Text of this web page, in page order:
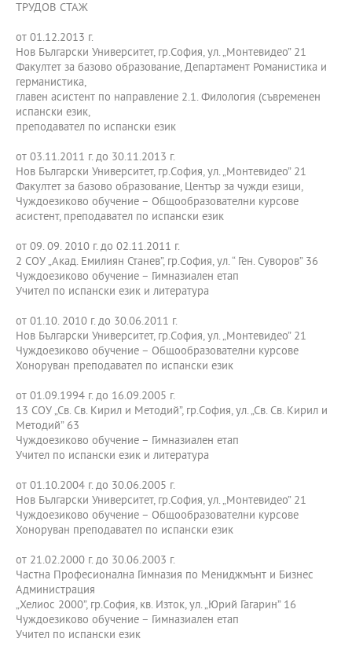
ТРУДОВ СТАЖ
от 01.12.2013 г.
Нов Български Университет, гр.София, ул. „Монтевидео” 21
Факултет за базово образование, Департамент Романистика и
германистика,
главен асистент по направление 2.1. Филология (съвременен
испански език,
преподавател по испански език
от 03.11.2011 г. до 30.11.2013 г.
Нов Български Университет, гр.София, ул. „Монтевидео” 21
Факултет за базово образование, Център за чужди езици,
Чуждоезиково обучение – Общообразователни курсове
асистент, преподавател по испански език
от 09. 09. 2010 г. до 02.11.2011 г.
2 СОУ „Акад. Емилиян Станев”, гр.София, ул. “ Ген. Суворов” 36
Чуждоезиково обучение – Гимназиален етап
Учител по испански език и литература
от 01.10. 2010 г. до 30.06.2011 г.
Нов Български Университет, гр.София, ул. „Монтевидео” 21
Чуждоезиково обучение – Общообразователни курсове
Хоноруван преподавател по испански език
от 01.09.1994 г. до 16.09.2005 г.
13 СОУ „Св. Св. Кирил и Методий”, гр.София, ул. „Св. Св. Кирил и
Методий” 63
Чуждоезиково обучение – Гимназиален етап
Учител по испански език и литература
от 01.10.2004 г. до 30.06.2005 г.
Нов Български Университет, гр.София, ул. „Монтевидео” 21
Чуждоезиково обучение – Общообразователни курсове
Хоноруван преподавател по испански език
от 21.02.2000 г. до 30.06.2003 г.
Частна Професионална Гимназия по Мениджмънт и Бизнес
Администрация
„Хелиос 2000”, гр.София, кв. Изток, ул. „Юрий Гагарин” 16
Чуждоезиково обучение – Гимназиален етап
Учител по испански език